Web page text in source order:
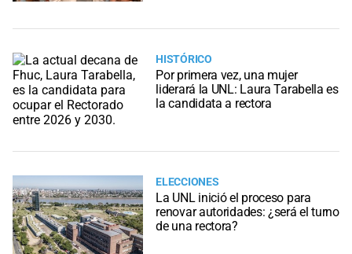
HISTÓRICO
Por primera vez, una mujer
liderará la UNL: Laura Tarabella es
la candidata a rectora
ELECCIONES
La UNL inició el proceso para
renovar autoridades: ¿será el turno
de una rectora?